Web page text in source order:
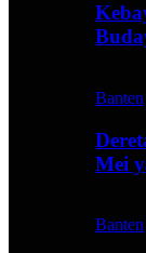
Banten
Mei
Banten